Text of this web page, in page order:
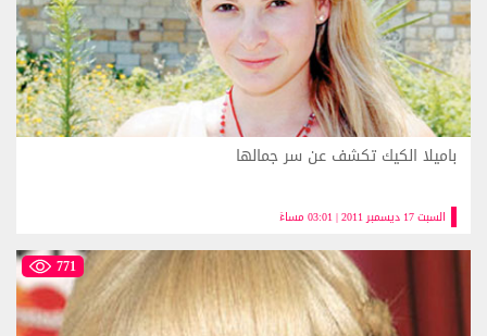
السبت 17 ديسمبر 2011 | 03:01 مساءً
باميلا الكيك تكشف عن سر جمالها
771